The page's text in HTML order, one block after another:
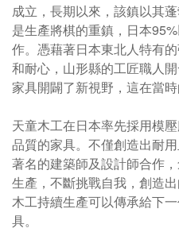
成立，長期以來，該鎮以其
是生產將棋的重鎮，日本
作。 憑藉著日本東北人特有
和耐心，山形縣的工匠職人
家具開闢了新視野，這在當時
天童木工在日本率先採用模
品質的家具。不僅創造出耐
著名的建築師及設計師合作
生產，不斷挑戰自我，創造出
木工持續生產可以傳承給下
具。